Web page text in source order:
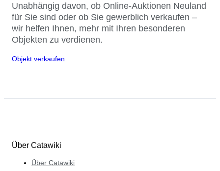
Unabhängig davon, ob Online-Auktionen Neuland
für Sie sind oder ob Sie gewerblich verkaufen –
wir helfen Ihnen, mehr mit Ihren besonderen
Objekten zu verdienen.
Objekt verkaufen
Über Catawiki
Über Catawiki